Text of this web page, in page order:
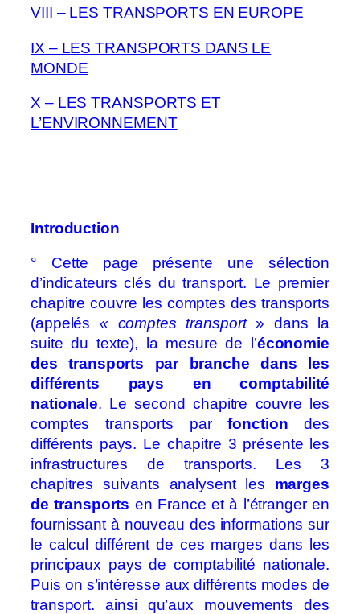
VIII – LES TRANSPORTS EN EUROPE
IX – LES TRANSPORTS DANS LE
MONDE
X – LES TRANSPORTS ET
L’ENVIRONNEMENT
Introduction
° Cette page présente une sélection
d’indicateurs clés du transport. Le premier
chapitre couvre les comptes des transports
(appelés « comptes transport» dans la
suite du texte), la mesure de l’économie
des transports par branche dans les
différents pays en comptabilité
nationale. Le second chapitre couvre les
comptes transports parfonctiondes
différents pays. Le chapitre 3 présente les
infrastructures de transports. Les 3
chapitres suivants analysent les marges
de transports en France et à l’étranger en
fournissant à nouveau des informations sur
le calcul différent de ces marges dans les
principaux pays de comptabilité nationale.
Puis on s’intéresse aux différents modes de
transport. ainsi qu’aux mouvements des